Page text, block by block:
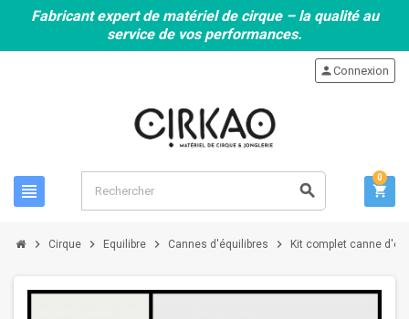
Fabricant expert de matériel de cirque – la qualité au
service de vos performances.
view_headline search
personConnexion
shopping_cart
0
chevron_right Cirque chevron_right Equilibre chevron_right Cannes d'équilibres chevron_right Kit complet canne